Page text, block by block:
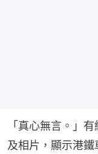
「真心無言。」
及相片，顯示港